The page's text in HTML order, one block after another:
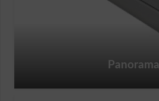
Panorama